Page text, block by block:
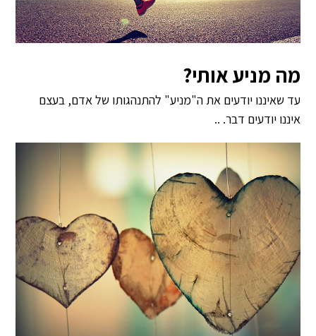
מה מניע אותי?
עד שאיננו יודעים את ה"מניע" להתנהגותו של אדם, בעצם
איננו יודעים דבר. ..